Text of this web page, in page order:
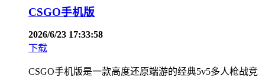
CSGO手机版
2026/6/23 17:33:58
下载
CSGO手机版是一款高度还原端游的经典5v5多人枪战竞